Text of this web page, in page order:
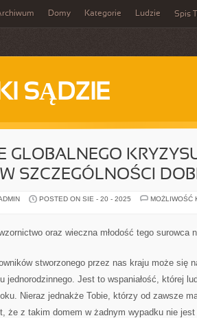
Domy Kategorie Ludzie Spis
SĄDZIE
GLOBALNEGO
W SZCZEGÓLNOŚCI
POSTED ON SIE - 20 - 2025 MOŻLIWOŚĆ
oraz wieczna młodość tego surowca
stworzonego przez nas kraju może się
jednorodzinnego. Jest to wspaniałość, której
Nieraz jednakże Tobie, którzy od zawsze
że z takim domem w żadnym wypadku nie